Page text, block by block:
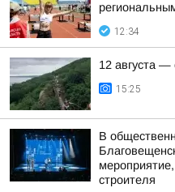
12:34
12 августа
15:25
В
строителя